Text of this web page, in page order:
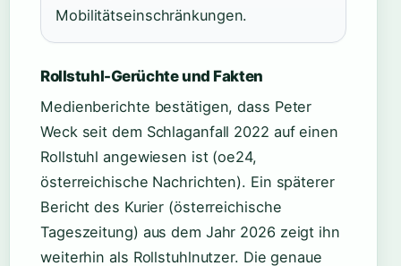
Mobilitätseinschränkungen.
Rollstuhl-Gerüchte und Fakten
Medienberichte bestätigen, dass Peter
Weck seit dem Schlaganfall 2022 auf einen
Rollstuhl angewiesen ist (oe24,
österreichische Nachrichten). Ein späterer
Bericht des Kurier (österreichische
Tageszeitung) aus dem Jahr 2026 zeigt ihn
weiterhin als Rollstuhlnutzer. Die genaue